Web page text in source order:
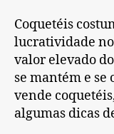
Coquetéis
lucratividade
valor elevado
se mantém e se
vende
algumas dicas